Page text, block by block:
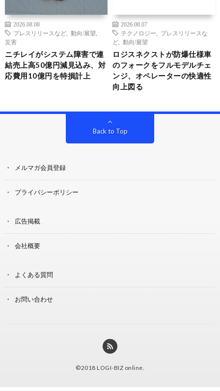
2026.08.08
プレスリリースなど
動向/展望
災害
ニチレイがシステム障害で連
結売上高50億円減見込み、対
応費用10億円を特損計上
2026.08.07
テクノロジー
プレスリリースな
ど
動向/展望
ロジスネクストが防爆仕様車
のフォークをフルモデルチェ
ンジ、オペレーターの快適性
向上図る
Back to Top
メルマガ会員登録
プライバシーポリシー
広告掲載
会社概要
よくある質問
お問い合わせ
©2018 LOGI-BIZ online.